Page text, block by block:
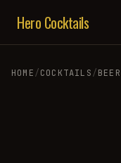
Hero Cocktails
HOME/COCKTAILS/BEER